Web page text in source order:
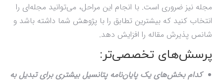
مجله نیز ضروری است. با انجام این مراحل، می‌توانید مجله‌ای را
انتخاب کنید که بیشترین تطابق را با پژوهش شما داشته باشد و
شانس پذیرش مقاله را افزایش دهد.
پرسش‌های تخصصی‌تر:
کدام بخش‌های یک پایان‌نامه پتانسیل بیشتری برای تبدیل به